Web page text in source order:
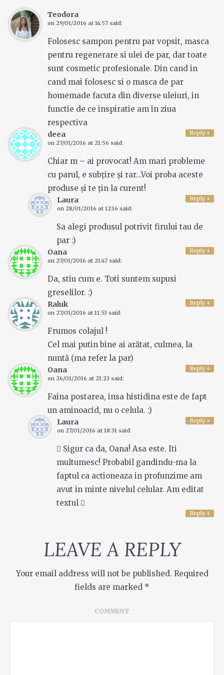
Teodora
on 29/01/2016 at 14:57 said:
Folosesc sampon pentru par vopsit, masca
pentru regenerare si ulei de par, dar toate
sunt cosmetic profesionale. Din cand in
cand mai folosesc si o masca de par
homemade facuta din diverse uleiuri, in
functie de ce inspiratie am in ziua
respectiva
Reply↓
deea
on 27/01/2016 at 21:56 said:
Chiar m – ai provocat! Am mari probleme
cu parul, e subțire și rar…Voi proba aceste
produse și te țin la curent!
Reply↓
Laura
on 28/01/2016 at 12:16 said:
Sa alegi produsul potrivit firului tau de
par :)
Reply↓
Oana
on 27/01/2016 at 21:47 said:
Da, stiu cum e. Toti suntem supusi
greselilor. :)
Reply↓
Raluk
on 27/01/2016 at 11:53 said:
Frumos colajul !
Cel mai putin bine ai arătat, culmea, la
nuntă (ma refer la par)
Reply↓
Oana
on 26/01/2016 at 21:23 said:
Faina postarea, insa histidina este de fapt
un aminoacid, nu o celula. :)
Reply↓
Laura
on 27/01/2016 at 18:31 said:
 Sigur ca da, Oana! Asa este. Iti
multumesc! Probabil gandindu-ma la
faptul ca actioneaza in profunzime am
avut in minte nivelul celular. Am editat
textul 
Reply↓
LEAVE A REPLY
Your email address will not be published. Required
fields are marked *
COMMENT